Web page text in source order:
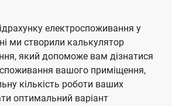
електроспоживання у
ми створили калькулятор
який допоможе вам дізнатися
вашого приміщення,
кількість роботи ваших
оптимальний варіант